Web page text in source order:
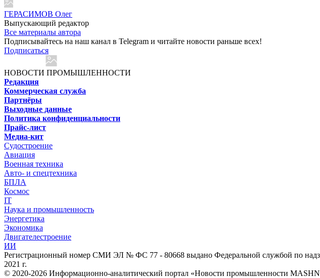
ГЕРАСИМОВ Олег
Выпускающий редактор
Все материалы автора
Подписывайтесь на наш канал в Telegram и читайте новости раньше всех!
Подписаться
НОВОСТИ ПРОМЫШЛЕННОСТИ
Редакция
Коммерческая служба
Партнёры
Выходные данные
Политика конфиденциальности
Прайс-лист
Медиа-кит
Судостроение
Авиация
Военная техника
Авто- и спецтехника
БПЛА
Космос
IT
Наука и промышленность
Энергетика
Экономика
Двигателестроение
ИИ
Регистрационный номер СМИ ЭЛ № ФС 77 - 80668 выдано Федеральной службой по
2021 г.
© 2020-2026 Информационно-аналитический портал «Новости промышленности